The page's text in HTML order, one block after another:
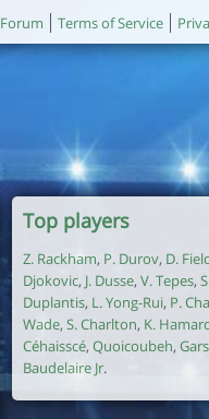
Forum Terms of Service
Top players
Z. Rackham, P. Durov, D.
Djokovic, J. Dusse, V. Tepes,
Duplantis, L. Yong-Rui, P.
Wade, S. Charlton, K.
Céhaisscé, Quoicoubeh,
Baudelaire Jr.